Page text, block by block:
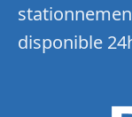
disponible